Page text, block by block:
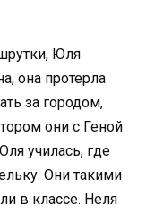
Юля
она протерла
за городом,
они с Геной
училась, где
Они такими
в классе. Неля